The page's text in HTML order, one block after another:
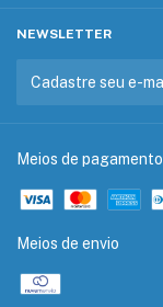
NEWSLETTER
Meios de pagamento
Meios de envio